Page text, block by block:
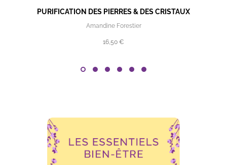
PURIFICATION DES PIERRES & DES CRISTAUX
Amandine Forestier
16,50 €